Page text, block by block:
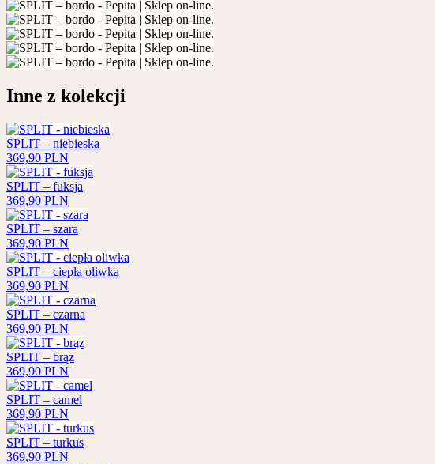
Inne z kolekcji
SPLIT – niebieska
369,90 PLN
SPLIT – fuksja
369,90 PLN
SPLIT – szara
369,90 PLN
SPLIT – ciepła oliwka
369,90 PLN
SPLIT – czarna
369,90 PLN
SPLIT – brąz
369,90 PLN
SPLIT – camel
369,90 PLN
SPLIT – turkus
369,90 PLN